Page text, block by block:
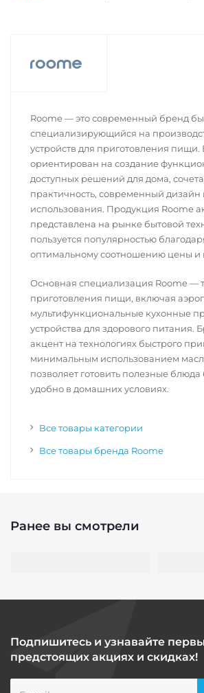
Roome — это современный бренд
специализирующийся на
устройств для приготовления пищи.
ориентирован на создание
доступных решений для дома,
практичность, современный дизайн
использования. Продукция Roome
представлена на рынке бытовой
пользуется популярностью
оптимальному соотношению цены и
Основная специализация Roome —
приготовления пищи, включая
мультифункциональные кухонные
устройства для здорового питания.
акцент на технологиях быстрого
минимальным использованием
позволяет готовить полезные блюда
удобно в домашних условиях.
Все товары категории
Все товары бренда Roome
Ранее вы смотрели
Подпишитесь и узнавайте
предстоящих акциях и скидках!